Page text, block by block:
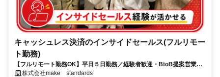
キャッシュレス決済のインサイドセールス(フルリモー
ト勤務)
【フルリモート勤務OK】平日５日勤務／経験者歓迎・BtoB提案営業で
スキルアップ
株式会社make standards